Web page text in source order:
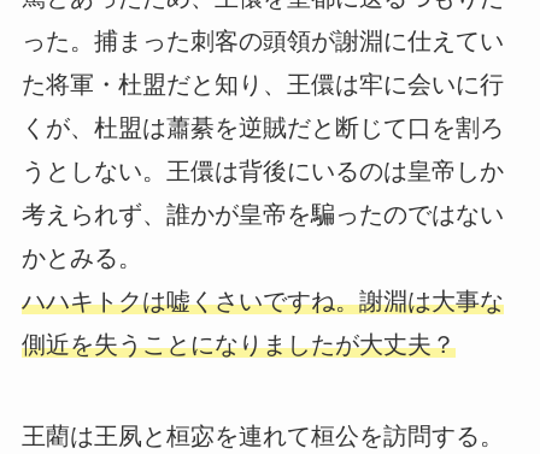
った。捕まった刺客の頭領が謝淵に仕えてい
た将軍・杜盟だと知り、王儇は牢に会いに行
くが、杜盟は蕭綦を逆賊だと断じて口を割ろ
うとしない。王儇は背後にいるのは皇帝しか
考えられず、誰かが皇帝を騙ったのではない
かとみる。
ハハキトクは嘘くさいですね。謝淵は大事な
側近を失うことになりましたが大丈夫？
王藺は王夙と桓宓を連れて桓公を訪問する。